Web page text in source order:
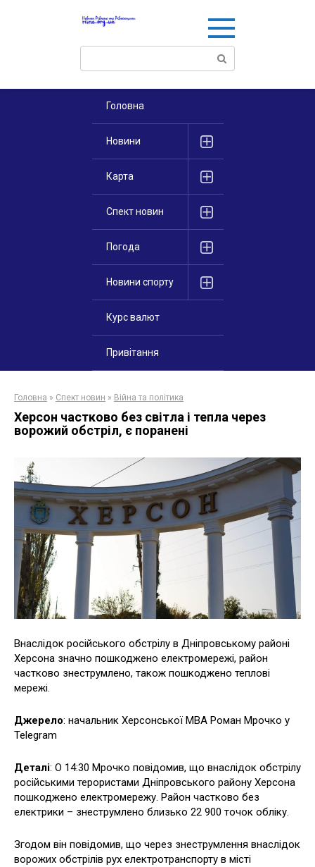
Поиск:
Головна
Новини
Карта
Спект новин
Погода
Новини спорту
Курс валют
Привітання
Головна » Спект новин » Війна та політика
Херсон частково без світла і тепла через
ворожий обстріл, є поранені
Внаслідок російського обстрілу в Дніпровському районі
Херсона значно пошкоджено електромережі, район
частково знеструмлено, також пошкоджено теплові
мережі.
Джерело: начальник Херсонської МВА Роман Мрочко у
Telegram
Деталі: О 14:30 Мрочко повідомив, що внаслідок обстрілу
російськими терористами Дніпровського району Херсона
пошкоджено електромережу. Район частково без
електрики – знеструмлено близько 22 900 точок обліку.
Згодом він повідомив, що через знеструмлення внаслідок
ворожих обстрілів рух електротранспорту в місті